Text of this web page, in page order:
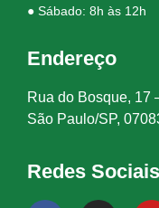
● Sábado: 8h às 12h
Endereço
Rua do Bosque, 17
São Paulo/SP,
Redes Sociais